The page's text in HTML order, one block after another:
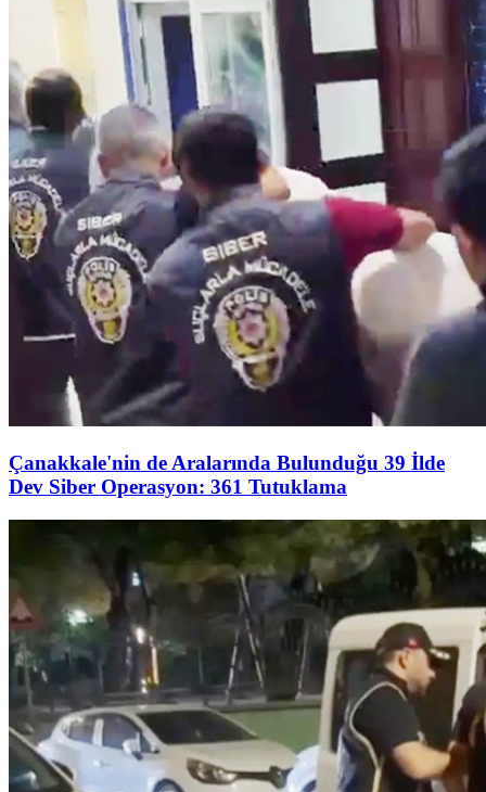
Çanakkale'nin de Aralarında Bulunduğu 39 İlde
Dev Siber Operasyon: 361 Tutuklama